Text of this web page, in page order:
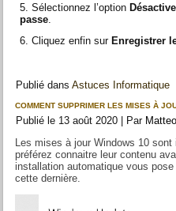
Sélectionnez l’option
passe
Cliquez enfin sur Enregistrer
Publié dans Astuces Informatique
COMMENT SUPPRIMER LES MISES À
Publié le 13 août 2020 Par
Les mises à jour Windows 10
préférez connaitre leur contenu
installation automatique vous
cette dernière.